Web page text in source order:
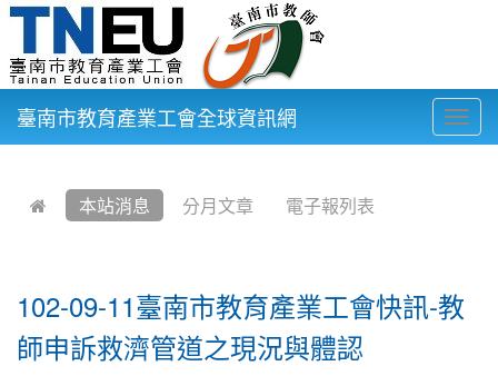
臺南市教育產業工會全球資訊網
本站消息 分月文章 電子報列表
102-09-11臺南市教育產業工會快訊-教
師申訴救濟管道之現況與體認